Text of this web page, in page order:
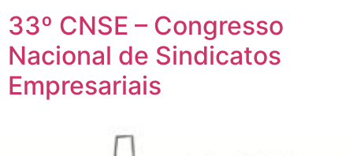
33º CNSE – Congresso
Nacional de Sindicatos
Empresariais